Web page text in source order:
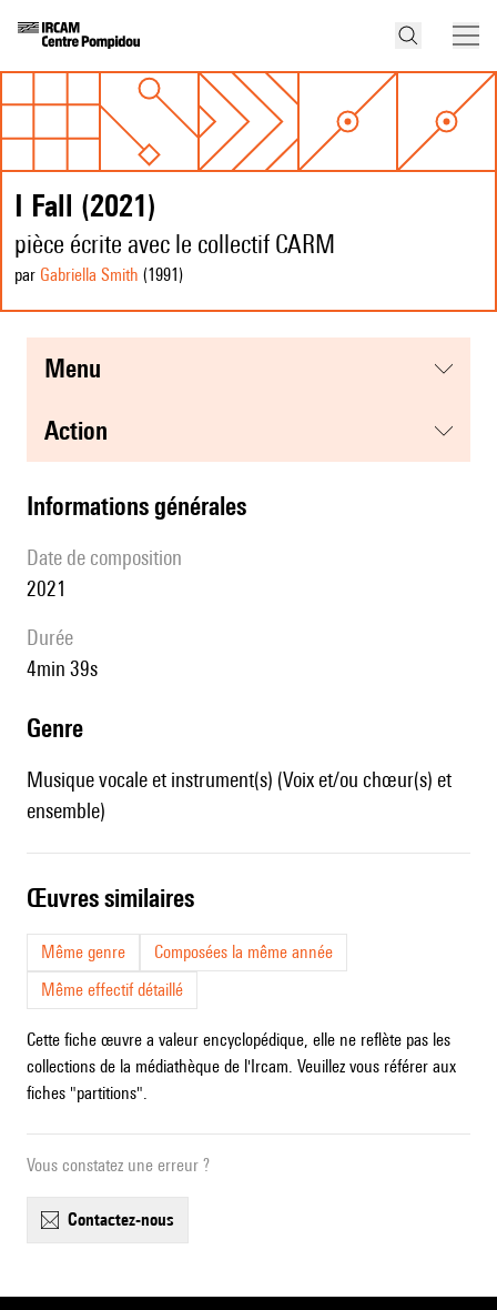
I Fall (2021)
pièce écrite avec le collectif CARM
par Gabriella Smith (1991 )
menu
action
informations générales
date de composition
2021
durée
4min 39s
genre
Musique vocale et instrument(s) (Voix et/ou chœur(s) et
ensemble)
œuvres similaires
Même genre
Composées la même année
Même effectif détaillé
Cette fiche œuvre a valeur encyclopédique, elle ne reflète pas les
collections de la médiathèque de l'Ircam. Veuillez vous référer aux
fiches "partitions".
Vous constatez une erreur ?
contactez-nous